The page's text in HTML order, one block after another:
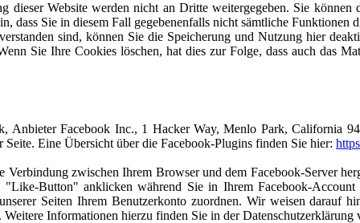
Website werden nicht an Dritte weitergegeben. Sie können
dass Sie in diesem Fall gegebenenfalls nicht sämtliche Funktionen
sind, können Sie die Speicherung und Nutzung hier
Sie Ihre Cookies löschen, hat dies zur Folge, dass auch das
Anbieter Facebook Inc., 1 Hacker Way, Menlo Park, California
Eine Übersicht über die Facebook-Plugins finden Sie hier:
Verbindung zwischen Ihrem Browser und dem Facebook-Server
"Like-Button" anklicken während Sie in Ihrem Facebook-
Seiten Ihrem Benutzerkonto zuordnen. Wir weisen darauf
Informationen hierzu finden Sie in der